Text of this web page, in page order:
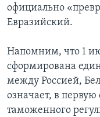
официально
Евразийский.
Напомним, что 1
сформирована
между Россией,
означает, в
таможенного